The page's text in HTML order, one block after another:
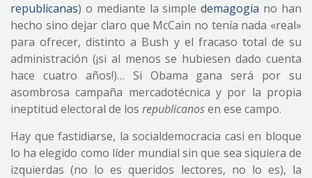
republicanas) o mediante la simpledemagogia no han
hecho sino dejar claro que McCain no tenía nada «real»
para ofrecer, distinto a Bush y el fracaso total de su
administración (¡si al menos se hubiesen dado cuenta
hace cuatro años!)… Si Obama gana será por su
asombrosa campaña mercadotécnica y por la propia
ineptitud electoral de los republicanosen ese campo.
Hay que fastidiarse, la socialdemocracia casi en bloque
lo ha elegido como líder mundial sin que sea siquiera de
izquierdas (no lo es queridos lectores, no lo es), la